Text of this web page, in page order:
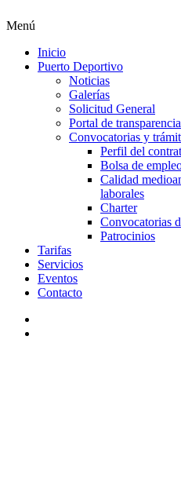
Menú
Inicio
Puerto Deportivo
Noticias
Galerías
Solicitud General
Portal de transparencia
Convocatorias y
Perfil del
Bolsa de
Calidad
laborales
Charter
Convocatorias
Patrocinios
Tarifas
Servicios
Eventos
Contacto